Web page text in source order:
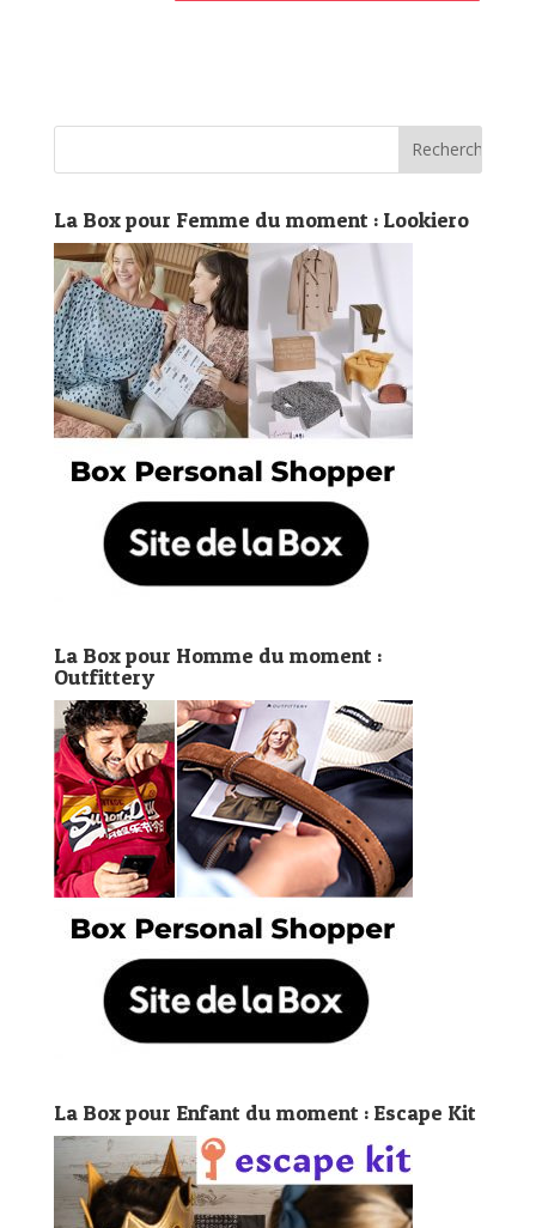
La Box pour Femme du moment : Lookiero
La Box pour Homme du moment :
Outfittery
La Box pour Enfant du moment : Escape Kit